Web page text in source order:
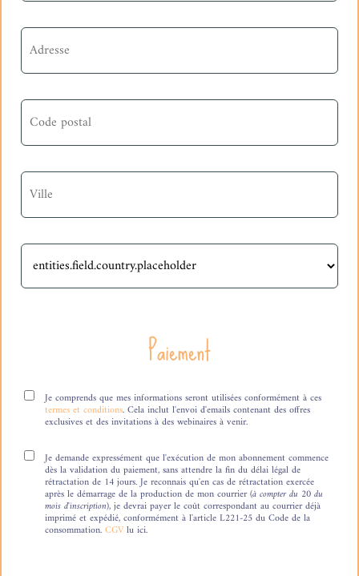
Paiement
Je comprends que mes informations seront utilisées conformément à ces
termes et conditions. Cela inclut l'envoi d'emails contenant des offres
exclusives et des invitations à des webinaires à venir.
Je demande expressément que l'exécution de mon abonnement commence
dès la validation du paiement, sans attendre la fin du délai légal de
rétractation de 14 jours. Je reconnais qu'en cas de rétractation exercée
après le démarrage de la production de mon courrier(à compter du 20 du
mois d'inscription), je devrai payer le coût correspondant au courrier déjà
imprimé et expédié, conformément à l'article L221-25 du Code de la
consommation.CGVlu ici.